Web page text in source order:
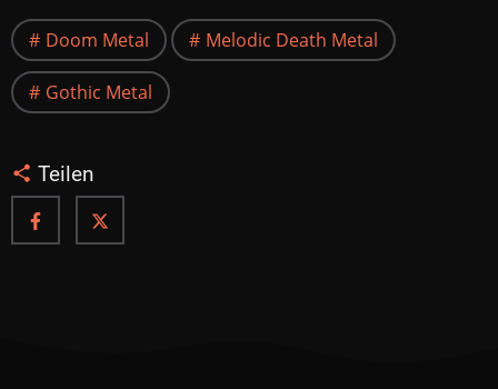
Doom Metal Melodic Death Metal
Gothic Metal
Teilen